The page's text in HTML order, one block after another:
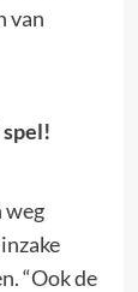
van
weg
“Ook de